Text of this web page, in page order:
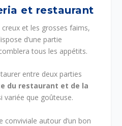
et restaurant
et les grosses faims,
d’une partie
tous les appétits.
entre deux parties
du restaurant et de la
variée que goûteuse.
conviviale autour d’un bon